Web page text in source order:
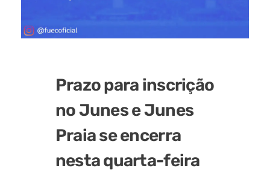
Prazo para inscrição
no Junes e Junes
Praia se encerra
nesta quarta-feira